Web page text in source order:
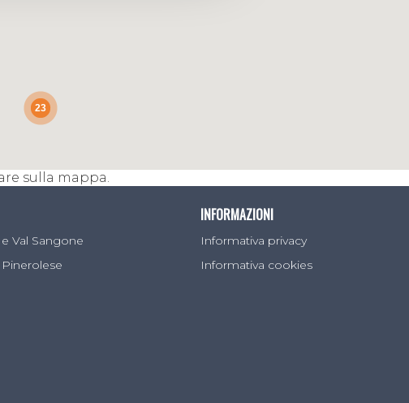
23
sulla mappa.
e Val Sangone
Pinerolese
INFORMAZIONI
Informativa privacy
Informativa cookies